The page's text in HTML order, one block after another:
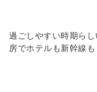
過ごしやすい時期ら
房でホテルも新幹線も